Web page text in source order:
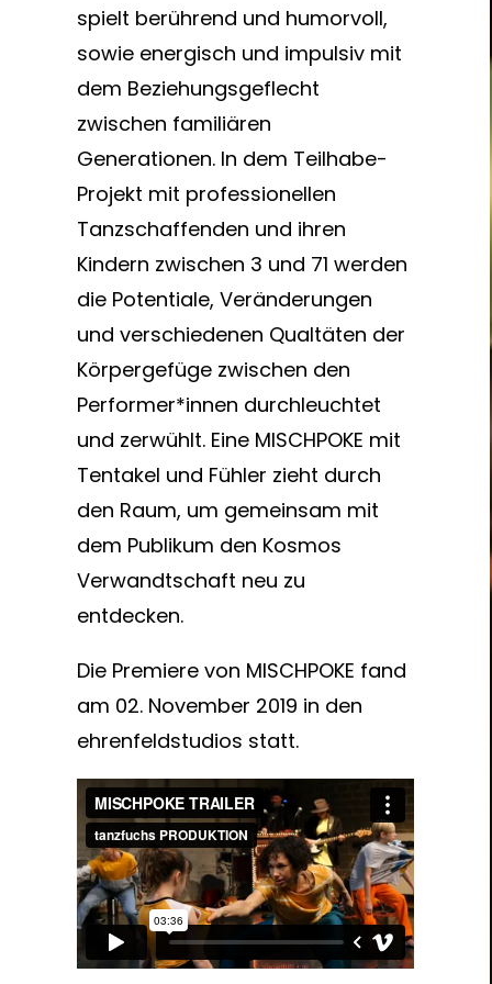
spielt berührend und humorvoll,
sowie energisch und impulsiv mit
dem Beziehungsgeflecht
zwischen familiären
Generationen. In dem Teilhabe-
Projekt mit professionellen
Tanzschaffenden und ihren
Kindern zwischen 3 und 71 werden
die Potentiale, Veränderungen
und verschiedenen Qualtäten der
Körpergefüge zwischen den
Performer*innen durchleuchtet
und zerwühlt. Eine MISCHPOKE mit
Tentakel und Fühler zieht durch
den Raum, um gemeinsam mit
dem Publikum den Kosmos
Verwandtschaft neu zu
entdecken.
Die Premiere von MISCHPOKE fand
am 02. November 2019 in den
ehrenfeldstudios statt.